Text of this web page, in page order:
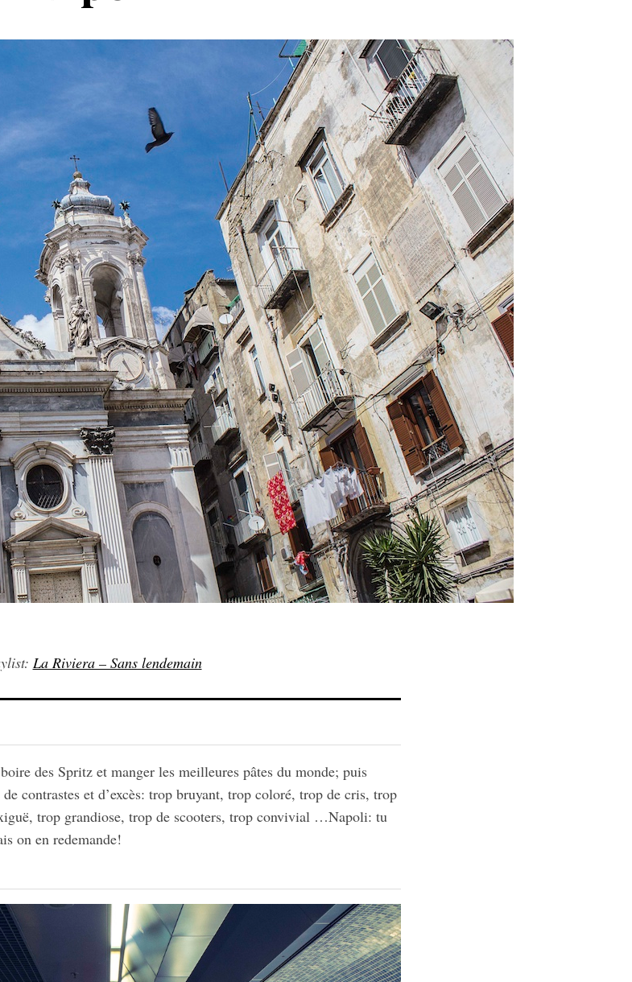
La Riviera – Sans lendemain
des Spritz et manger les meilleures pâtes du monde; puis
contrastes et d’excès: trop bruyant, trop coloré, trop de cris, trop
trop grandiose, trop de scooters, trop convivial …Napoli: tu
on en redemande!